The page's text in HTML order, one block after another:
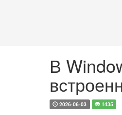
В
2026-06-03 1435